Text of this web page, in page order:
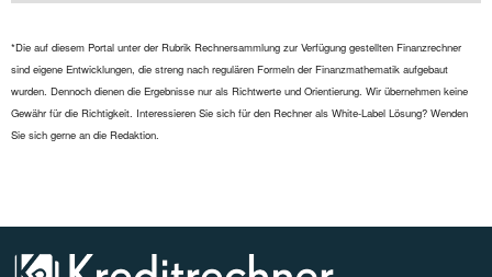
*Die auf diesem Portal unter der Rubrik Rechnersammlung zur Verfügung gestellten Finanzrechner
sind eigene Entwicklungen, die streng nach regulären Formeln der Finanzmathematik aufgebaut
wurden. Dennoch dienen die Ergebnisse nur als Richtwerte und Orientierung. Wir übernehmen keine
Gewähr für die Richtigkeit. Interessieren Sie sich für den Rechner als White-Label Lösung? Wenden
Sie sich gerne an die Redaktion.